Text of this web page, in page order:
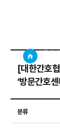
소통게
[대한간호
‘방문간호
분류